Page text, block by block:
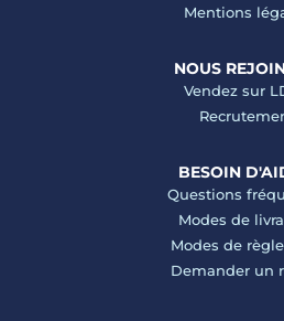
Mentions
NOUS
Vendez sur
BESOIN
Questions
Modes de
Modes de
Demander un